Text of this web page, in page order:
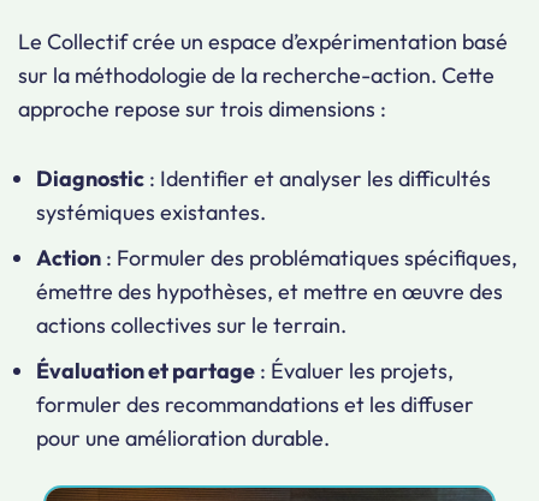
Le Collectif crée un espace d’expérimentation basé
sur la méthodologie de la recherche-action. Cette
approche repose sur trois dimensions :
Diagnostic : Identifier et analyser les difficultés
systémiques existantes.
Action : Formuler des problématiques spécifiques,
émettre des hypothèses, et mettre en œuvre des
actions collectives sur le terrain.
Évaluation et partage : Évaluer les projets,
formuler des recommandations et les diffuser
pour une amélioration durable.